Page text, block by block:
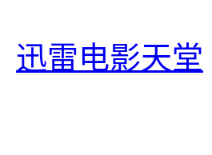
迅雷电影天堂